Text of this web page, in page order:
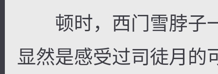
顿时，西门雪脖子
显然是感受过司徒月的